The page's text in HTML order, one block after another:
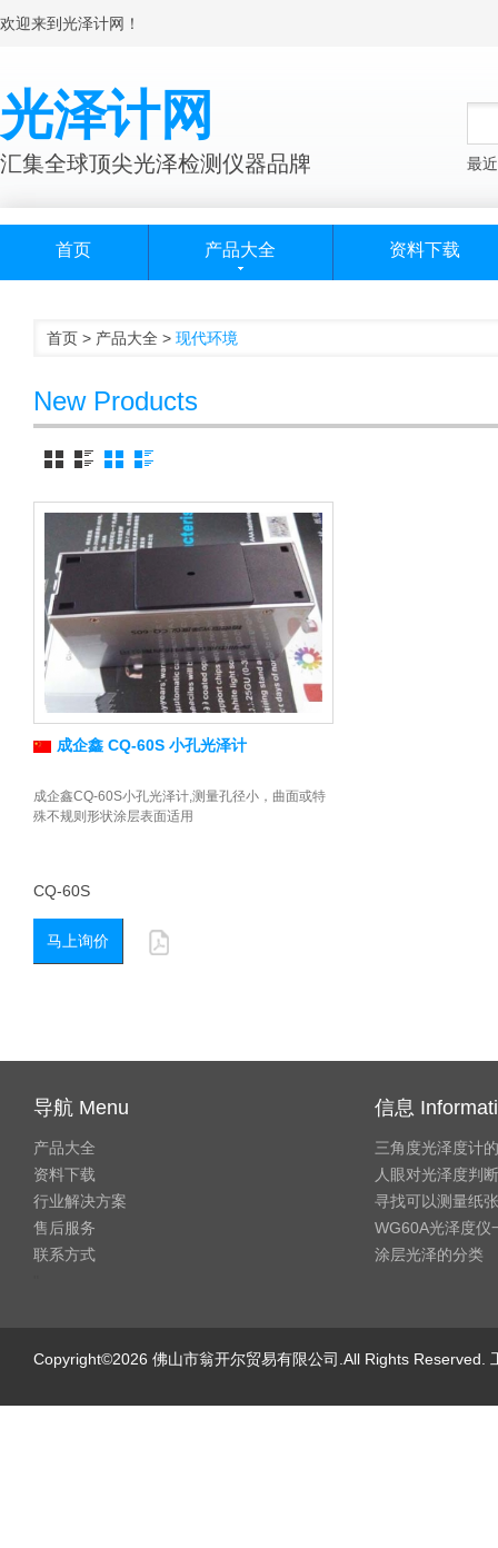
欢迎来到光泽计网！
光泽计网
汇集全球顶尖光泽检测仪器品牌 最
首页 产品大全 资料下载
首页 > 产品大全 > 现代环境
New Products
成企鑫 CQ-60S 小孔光泽计
成企鑫CQ-60S小孔光泽计,测量孔径小，曲面或特
殊不规则形状涂层表面适用
CQ-60S
马上询价
导航 Menu
产品大全
资料下载
行业解决方案
售后服务
联系方式
信息
三角度光泽度计
人眼对光泽度判断
寻找可以测量纸
WG60A光泽度仪
涂层光泽的分类
Copyright©2026 佛山市翁开尔贸易有限公司.All Rights Reserved.